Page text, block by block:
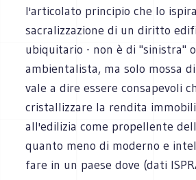
l'articolato principio che lo
sacralizzazione di un diritto
ubiquitario - non è di "sinistra"
ambientalista, ma solo mossa
vale a dire essere consapevoli
cristallizzare la rendita
all'edilizia come propellente
quanto meno di moderno e
fare in un paese dove (dati